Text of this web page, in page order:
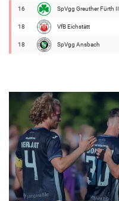
16 SpVgg Greuther Fürth II
18 VfB Eichstätt
18 SpVgg Ansbach